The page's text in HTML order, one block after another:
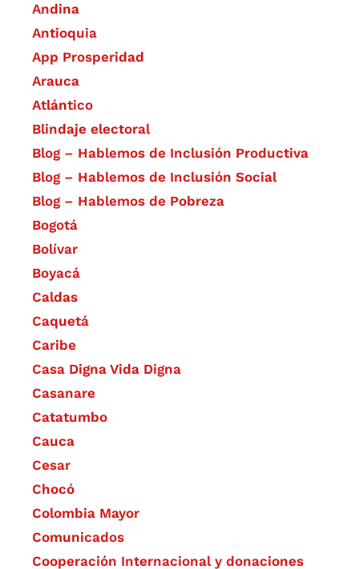
Andina
Antioquia
App Prosperidad
Arauca
Atlántico
Blindaje electoral
Blog – Hablemos de Inclusión Productiva
Blog – Hablemos de Inclusión Social
Blog – Hablemos de Pobreza
Bogotá
Bolívar
Boyacá
Caldas
Caquetá
Caribe
Casa Digna Vida Digna
Casanare
Catatumbo
Cauca
Cesar
Chocó
Colombia Mayor
Comunicados
Cooperación Internacional y donaciones